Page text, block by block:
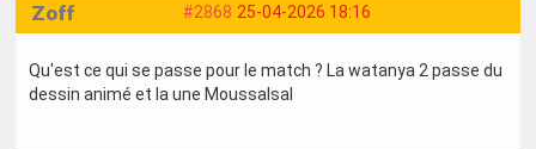
#2868 25-04-2026 18:16
Zoff
Qu'est ce qui se passe pour le match ? La watanya 2 passe du
dessin animé et la une Moussalsal